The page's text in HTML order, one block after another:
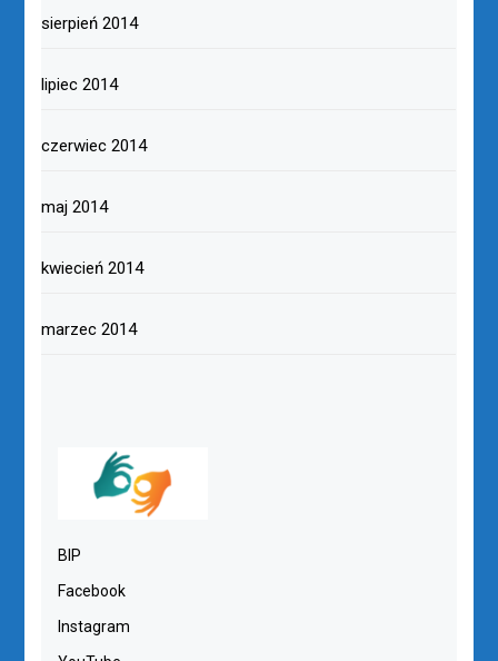
sierpień 2014
lipiec 2014
czerwiec 2014
maj 2014
kwiecień 2014
marzec 2014
BIP
Facebook
Instagram